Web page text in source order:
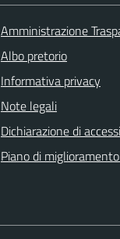
Amministrazione
Albo pretorio
Informativa privacy
Note legali
Dichiarazione di
Piano di